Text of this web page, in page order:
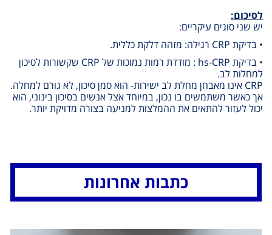
לסיכום:
יש שני סוגים עיקריים:
• בדיקת
רגילה: מזהה דלקת כללית.
• בדיקת
: מודדת רמות נמוכות של
שקשורות לסיכון
למחלות לב.
CRP אינו מאבחן מחלת לב ישירות- הוא סמן סיכון, לא גורם למחלה.
אך כאשר משתמשים בו נכון, במיוחד אצל אנשים בסיכון בינוני, הוא
יכול לעזור להתאים את ההמלצות למניעה בצורה מדויקת יותר.
כתבות אחרונות